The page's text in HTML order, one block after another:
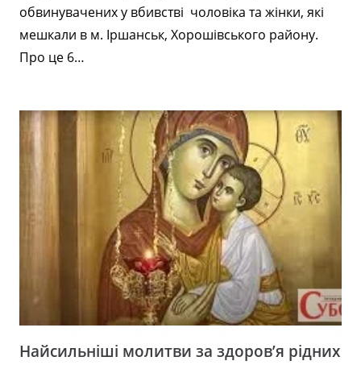
обвинувачених у вбивстві чоловіка та жінки, які
мешкали в м. Іршанськ, Хорошівського району.
Про це 6…
Найсильніші молитви за здоров’я рідних